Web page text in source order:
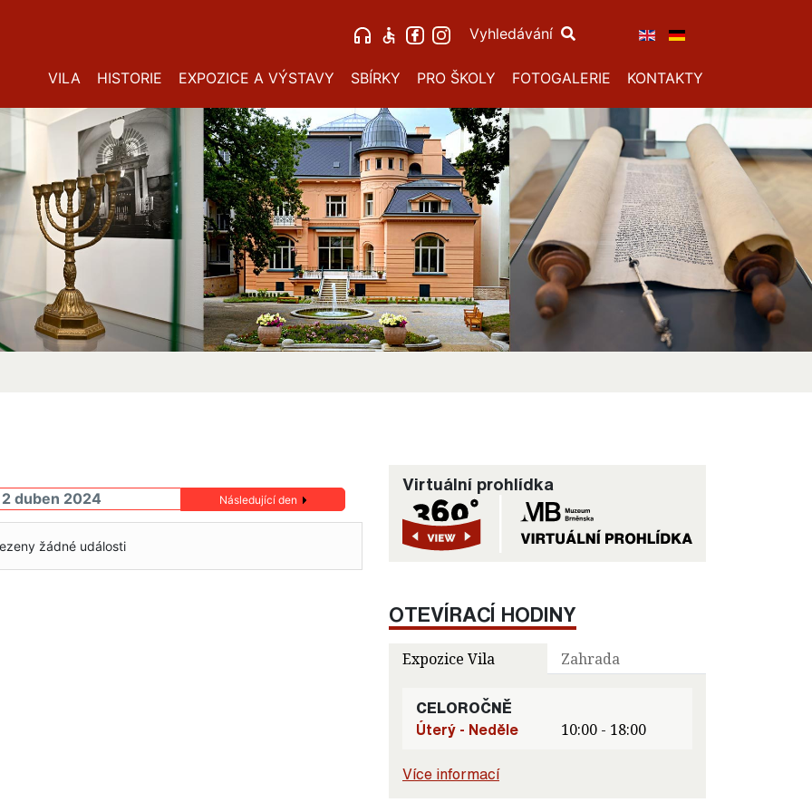
Vyhledávání
VILA HISTORIE EXPOZICE A VÝSTAVY SBÍRKY PRO ŠKOLY FOTOGALERIE KONTAKTY
duben 2024 Následující den
žádné události
Virtuální prohlídka
OTEVÍRACÍ HODINY
Expozice Vila Zahrada
CELOROČNĚ
Úterý - Neděle
10:00 - 18:00
Více informací